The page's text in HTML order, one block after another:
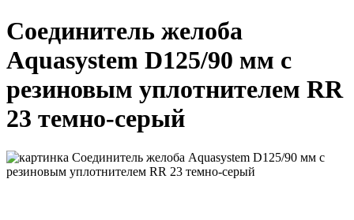
Соединитель желоба
Aquasystem D125/90 мм с
резиновым уплотнителем RR
23 темно-серый